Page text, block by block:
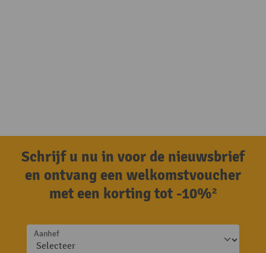
Schrijf u nu in voor de nieuwsbrief
en ontvang een welkomstvoucher
met een korting tot -10%²
Aanhef